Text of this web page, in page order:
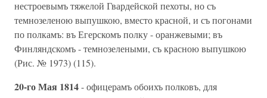
нестроевымъ тяжелой Гвардейской пехоты, но съ
темнозеленою выпушкою, вместо красной, и съ погонами
по полкамъ: въ Егерскомъ полку - оранжевыми; въ
Финляндскомъ - темнозелеными, съ красною выпушкою
(Рис. № 1973) (115).
20-го Мая 1814- офицерамъ обоихъ полковъ, для